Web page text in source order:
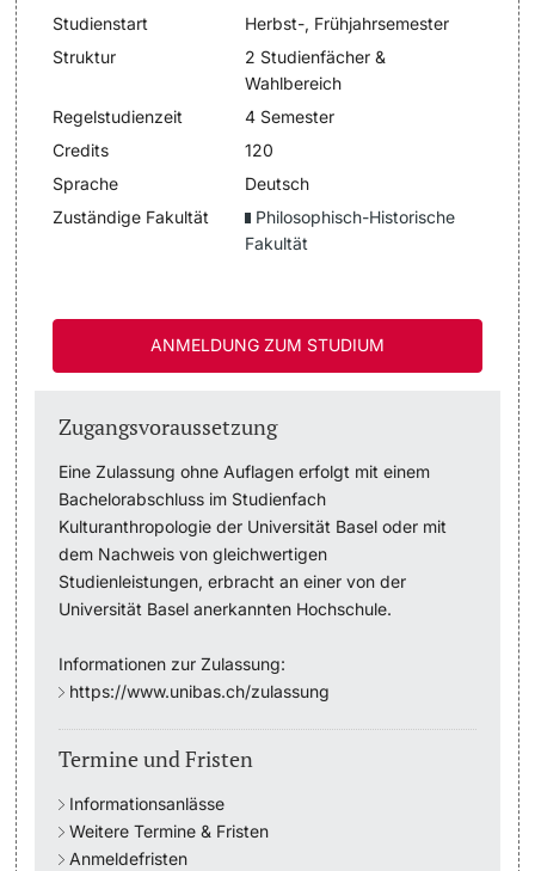
Dozierende
weitere Informationen
Termine & Fristen
Dokumente und Verifikation
«Start Smart»-Week
Mobilität
Campus Stories
Student Life
Beratung & Support
Studienfachberatung
Studienfinanzierung
Berufseinstieg & Laufbahnberatung
Soziales & Gesundheit
Studienstart
Herbst-, Frühjahrsemester
Struktur
2 Studienfächer &
Wahlbereich
Regelstudienzeit
4 Semester
Credits
120
Sprache
Deutsch
Zuständige Fakultät
Philosophisch-Historische
Fakultät
ANMELDUNG ZUM STUDIUM
Zugangsvoraussetzung
Eine Zulassung ohne Auflagen erfolgt mit einem
Bachelorabschluss im Studienfach
Kulturanthropologie der Universität Basel oder mit
dem Nachweis von gleichwertigen
Studienleistungen, erbracht an einer von der
Universität Basel anerkannten Hochschule.
Informationen zur Zulassung:
https://www.unibas.ch/zulassung
Termine und Fristen
Informationsanlässe
Weitere Termine & Fristen
Anmeldefristen